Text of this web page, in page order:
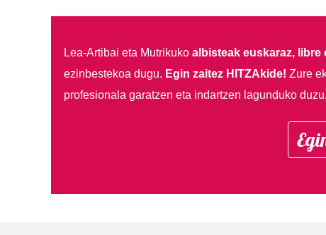
Lea-Artibai eta Mutrikuko albisteak euskaraz, libre
ezinbestekoa dugu. Egin zaitez HITZAkide! Zure
profesionala garatzen eta indartzen lagunduko duzu.